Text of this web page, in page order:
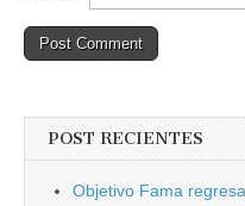
POST RECIENTES
Objetivo Fama